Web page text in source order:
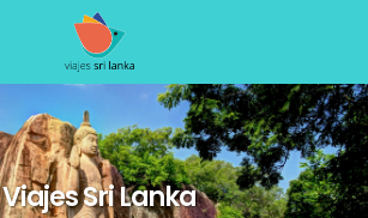
Viajes Sri Lanka